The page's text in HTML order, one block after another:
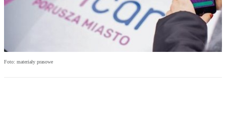
Foto: materiały prasowe